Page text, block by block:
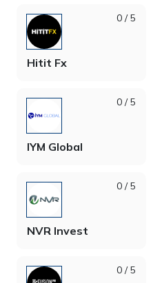
0 / 5
Hitit Fx
0 / 5
IYM Global
0 / 5
NVR Invest
0 / 5